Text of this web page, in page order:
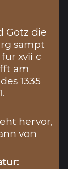
Gotz die
sampt
xvii c
am
1335
hervor,
von